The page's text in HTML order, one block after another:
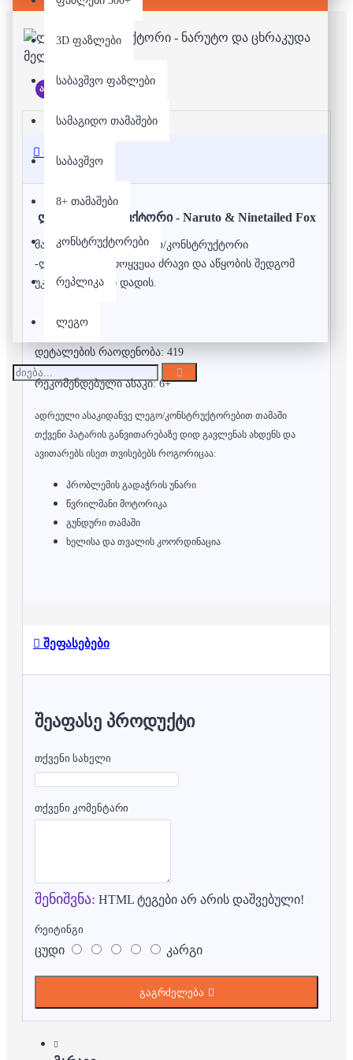
3D ფაზლები
საბავშვო ფაზლები
სამაგიდო თამაშები
საბავშვო
8+ თამაშები
კონსტრუქტორები
რეპლიკა
ლეგო
არ არის მარაგში
აღწერა
ლეგო/კონსტრუქტორი - Naruto & Ninetailed Fox
მაღალი ხარისხის ლეგო/კონსტრუქტორი
-ლამბორგინი. მოყვება ძრავი და აწყობის შედგომ
უკან გამოწევით დადის.
დეტალების რაოდენობა: 419
რეკომენდებული ასაკი: 6+
ადრეული ასაკიდანვე ლეგო/კონსტრუქტორებით თამაში
თქვენი პატარის განვითარებაზე დიდ გავლენას ახდენს და
ავითარებს ისეთ თვისებებს როგორიცაა:
პრობლემის გადაჭრის უნარი
წვრილმანი მოტორიკა
გუნდური თამაში
ხელისა და თვალის კოორდინაცია
შეფასებები
ᲨᲔᲐᲤᲐᲡᲔ ᲞᲠᲝᲓᲣᲥᲢᲘ
თქვენი სახელი
თქვენი კომენტარი
შენიშვნა: HTML ტეგები არ არის დაშვებული!
რეიტინგი
ცუდი კარგი
გაგრძელება